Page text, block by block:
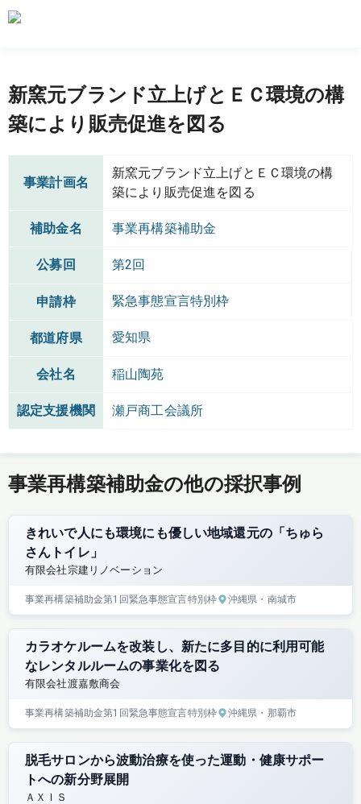
新窯元ブランド立上げとＥＣ環境の構
築により販売促進を図る
事業計画名
新窯元ブランド立上げとＥＣ環境の構
築により販売促進を図る
補助金名 事業再構築補助金
公募回 第2回
申請枠 緊急事態宣言特別枠
都道府県 愛知県
会社名 稲山陶苑
認定支援機関 瀬戸商工会議所
事業再構築補助金の他の採択事例
きれいで人にも環境にも優しい地域還元の「ちゅら
さんトイレ」
有限会社宗建リノベーション
事業再構築補助金第1回緊急事態宣言特別枠 沖縄県 ・南城市
カラオケルームを改装し、新たに多目的に利用可能
なレンタルルームの事業化を図る
有限会社渡嘉敷商会
事業再構築補助金第1回緊急事態宣言特別枠 沖縄県 ・那覇市
脱毛サロンから波動治療を使った運動・健康サポー
トへの新分野展開
ＡＸＩＳ